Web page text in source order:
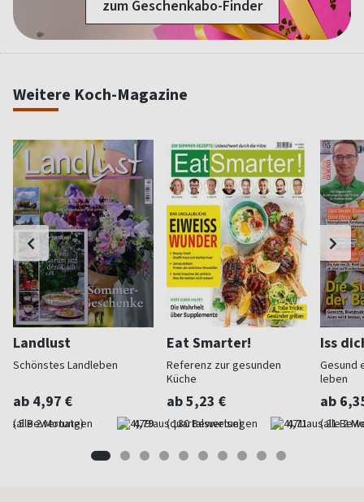
zum Geschenkabo-Finder
Weitere Koch-Magazine
Landlust
Schönstes Landleben
ab 4,97 €
(alle 2 Monate) 4,79
Eat Smarter!
Referenz zur gesunden
Küche
ab 5,23 €
(quartalsweise) 4,71
Iss
Gesund
leben
ab
(alle 2